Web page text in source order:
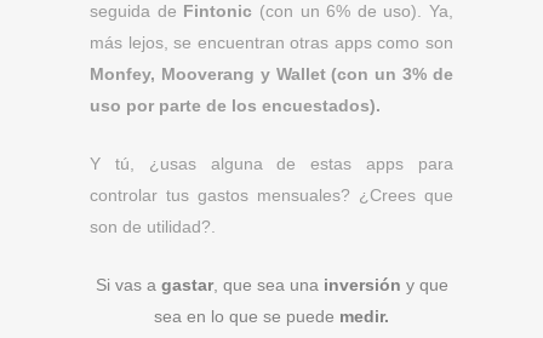
seguida de Fintonic (con un 6% de uso). Ya,
más lejos, se encuentran otras apps como son
Monfey, Mooverang y Wallet (con un 3% de
uso por parte de los encuestados).
Y tú, ¿usas alguna de estas apps para
controlar tus gastos mensuales? ¿Crees que
son de utilidad?.
Si vas a gastar, que sea una inversión y que
sea en lo que se puede medir.